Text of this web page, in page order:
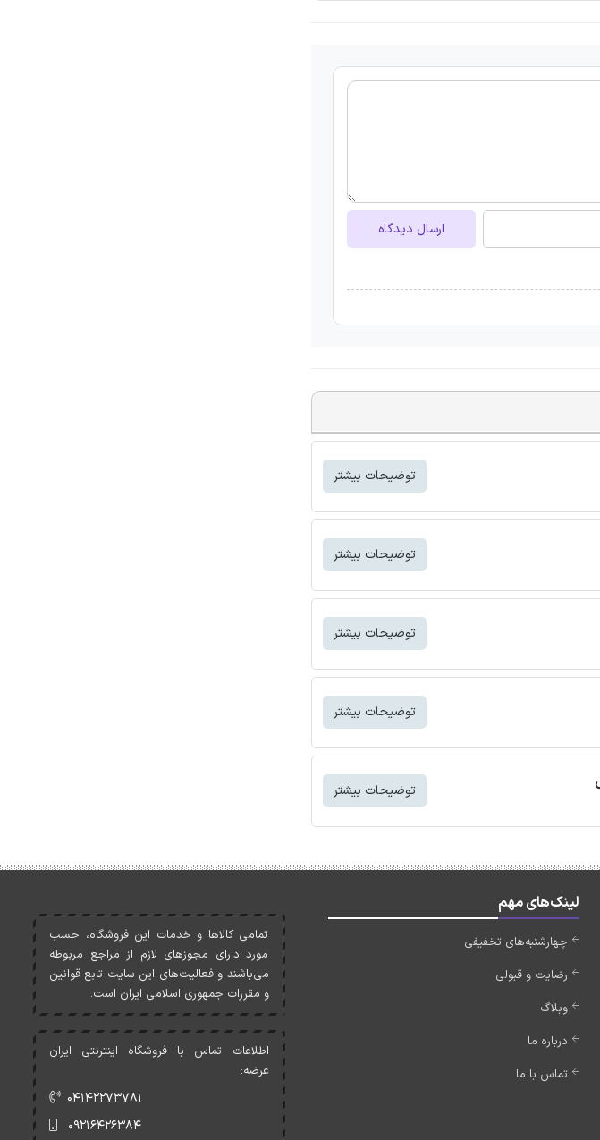
ارسال دیدگاه
توضیحات بیشتر
توضیحات بیشتر
توضیحات بیشتر
توضیحات بیشتر
توضیحات بیشتر
لینک‌های مهم
چهارشنبه‌های تخفیفی
رضایت و قبولی
وبلاگ
درباره ما
تماس با ما
تمامی کالاها و خدمات اين فروشگاه، حسب
مورد دارای مجوزهای لازم از مراجع مربوطه
می‌باشند و فعاليت‌های اين سايت تابع قوانين
و مقررات جمهوری اسلامی ايران است.
اطلاعات تماس با فروشگاه اینترنتی ایران
عرضه:
۰۴۱۴۲۲۷۳۷۸۱
۰۹۲۱۶۴۲۶۳۸۴